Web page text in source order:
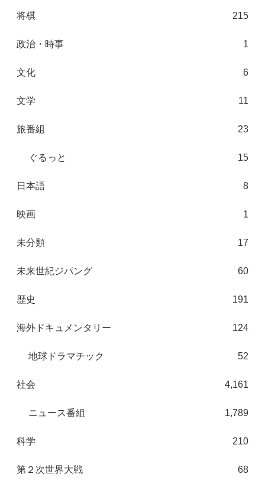
将棋 215
政治・時事 1
文化 6
文学 11
旅番組 23
ぐるっと 15
日本語 8
映画 1
未分類 17
未来世紀ジパング 60
歴史 191
海外ドキュメンタリー 124
地球ドラマチック 52
社会 4,161
ニュース番組 1,789
科学 210
第２次世界大戦 68